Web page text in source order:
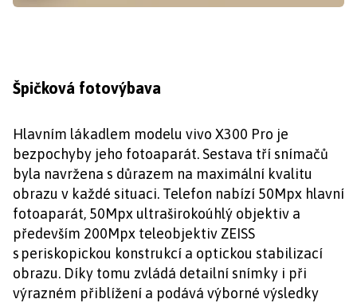
Špičková fotovýbava
Hlavním lákadlem modelu vivo X300 Pro je
bezpochyby jeho fotoaparát. Sestava tří snímačů
byla navržena s důrazem na maximální kvalitu
obrazu v každé situaci. Telefon nabízí 50Mpx hlavní
fotoaparát, 50Mpx ultraširokoúhlý objektiv a
především 200Mpx teleobjektiv ZEISS
s periskopickou konstrukcí a optickou stabilizací
obrazu. Díky tomu zvládá detailní snímky i při
výrazném přiblížení a podává výborné výsledky